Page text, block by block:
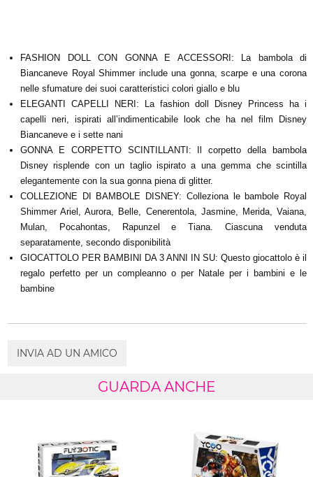
FASHION DOLL CON GONNA E ACCESSORI: La bambola di
Biancaneve Royal Shimmer include una gonna, scarpe e una corona
nelle sfumature dei suoi caratteristici colori giallo e blu
ELEGANTI CAPELLI NERI: La fashion doll Disney Princess ha i
capelli neri, ispirati all’indimenticabile look che ha nel film Disney
Biancaneve e i sette nani
GONNA E CORPETTO SCINTILLANTI: Il corpetto della bambola
Disney risplende con un taglio ispirato a una gemma che scintilla
elegantemente con la sua gonna piena di glitter.
COLLEZIONE DI BAMBOLE DISNEY: Colleziona le bambole Royal
Shimmer Ariel, Aurora, Belle, Cenerentola, Jasmine, Merida, Vaiana,
Mulan, Pocahontas, Rapunzel e Tiana. Ciascuna venduta
separatamente, secondo disponibilità
GIOCATTOLO PER BAMBINI DA 3 ANNI IN SU: Questo giocattolo è il
regalo perfetto per un compleanno o per Natale per i bambini e le
bambine
INVIA AD UN AMICO
GUARDA ANCHE